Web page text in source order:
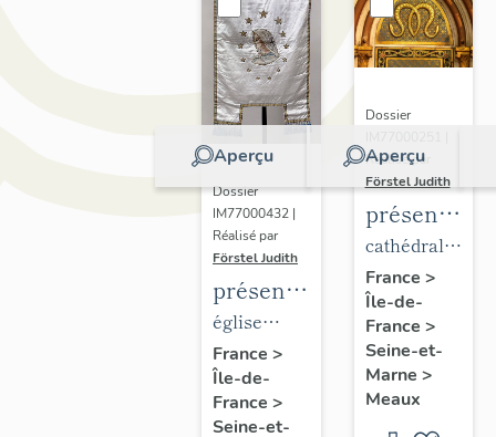
Aperçu
Dossier
IM77000432 |
Réalisé par
Förstel Judith
présentation
du
mobilier
de
l'église
église
paroissiale
Notre-
Dame du
France >
Île-de-
France >
Seine-et-
Aperçu
Dossier
Réalisé par
Förstel Judith
du
mobilier
de la
cathédrale
de
Meaux
cathédrale
Saint-
Etienne
France >
Île-de-
France >
Seine-et-
Marne >
Meaux